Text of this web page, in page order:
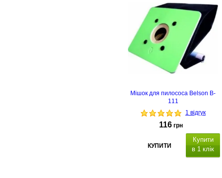
Мішок для пилососа Belson B-
111
1 відгук
116 грн
КУПИТИ
Купити
в 1 клік